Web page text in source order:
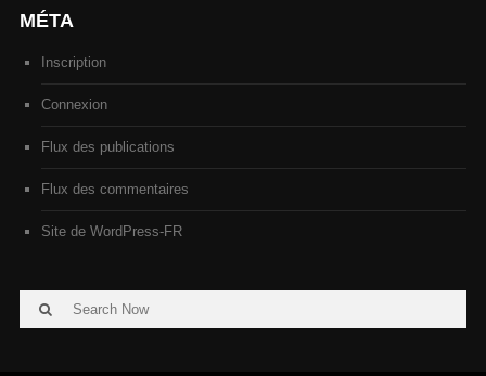
MÉTA
Inscription
Connexion
Flux des publications
Flux des commentaires
Site de WordPress-FR
Search